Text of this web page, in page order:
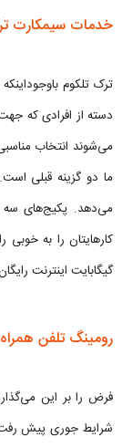
خدمات سیمکارت
ترک تلکوم
دسته از افرادی که
می‌شوند انتخاب
ما دو گزینه قبلی
می‌دهد. پکیج‌های سه
گیگابایت اینترنت
رومینگ تلفن همراه
فرض را بر این
شرایط جوری پیش رفت